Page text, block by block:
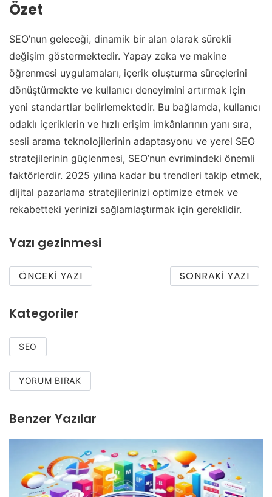
Özet
SEO’nun geleceği, dinamik bir alan olarak sürekli
değişim göstermektedir. Yapay zeka ve makine
öğrenmesi uygulamaları, içerik oluşturma süreçlerini
dönüştürmekte ve kullanıcı deneyimini artırmak için
yeni standartlar belirlemektedir. Bu bağlamda, kullanıcı
odaklı içeriklerin ve hızlı erişim imkânlarının yanı sıra,
sesli arama teknolojilerinin adaptasyonu ve yerel SEO
stratejilerinin güçlenmesi, SEO’nun evrimindeki önemli
faktörlerdir. 2025 yılına kadar bu trendleri takip etmek,
dijital pazarlama stratejilerinizi optimize etmek ve
rekabetteki yerinizi sağlamlaştırmak için gereklidir.
Yazı gezinmesi
ÖNCEKI YAZI SONRAKI YAZI
Kategoriler
SEO
YORUM BIRAK
Benzer Yazılar